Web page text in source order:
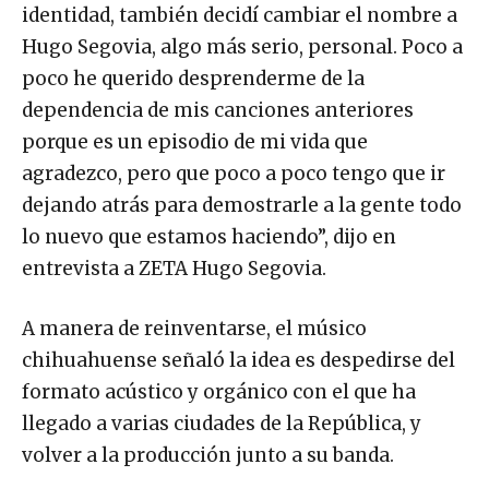
identidad, también decidí cambiar el nombre a
Hugo Segovia, algo más serio, personal. Poco a
poco he querido desprenderme de la
dependencia de mis canciones anteriores
porque es un episodio de mi vida que
agradezco, pero que poco a poco tengo que ir
dejando atrás para demostrarle a la gente todo
lo nuevo que estamos haciendo”, dijo en
entrevista a ZETA Hugo Segovia.
A manera de reinventarse, el músico
chihuahuense señaló la idea es despedirse del
formato acústico y orgánico con el que ha
llegado a varias ciudades de la República, y
volver a la producción junto a su banda.